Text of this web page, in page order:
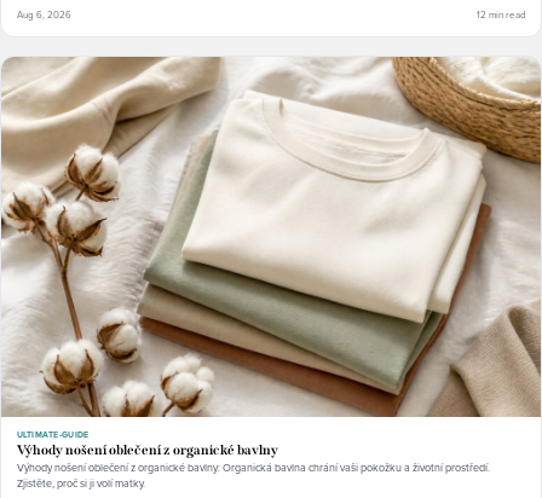
Aug 6, 2026 12 min read
ULTIMATE-GUIDE
Výhody nošení oblečení z organické bavlny
Výhody nošení oblečení z organické bavlny: Organická bavlna chrání vaši pokožku a životní prostředí.
Zjistěte, proč si ji volí matky.